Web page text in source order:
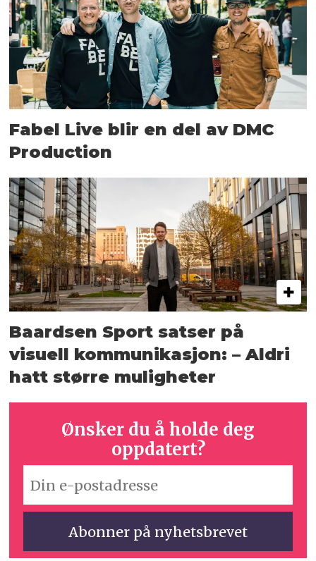
Fabel Live blir en del av DMC
Production
Baardsen Sport satser på
visuell kommunikasjon: – Aldri
hatt større muligheter
Ønsker du å holde deg
oppdatert?